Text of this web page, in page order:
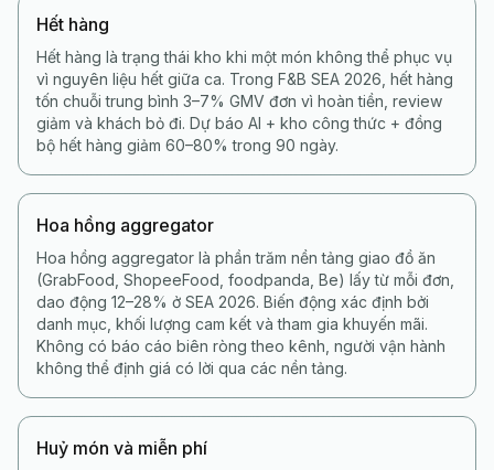
Hết hàng
Hết hàng là trạng thái kho khi một món không thể phục vụ
vì nguyên liệu hết giữa ca. Trong F&B SEA 2026, hết hàng
tốn chuỗi trung bình 3–7% GMV đơn vì hoàn tiền, review
giảm và khách bỏ đi. Dự báo AI + kho công thức + đồng
bộ hết hàng giảm 60–80% trong 90 ngày.
Hoa hồng aggregator
Hoa hồng aggregator là phần trăm nền tảng giao đồ ăn
(GrabFood, ShopeeFood, foodpanda, Be) lấy từ mỗi đơn,
dao động 12–28% ở SEA 2026. Biến động xác định bởi
danh mục, khối lượng cam kết và tham gia khuyến mãi.
Không có báo cáo biên ròng theo kênh, người vận hành
không thể định giá có lời qua các nền tảng.
Huỷ món và miễn phí